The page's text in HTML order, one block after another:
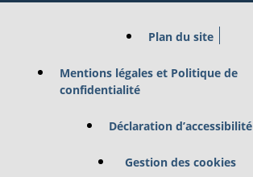
Plan du site
Mentions légales et Politique de
confidentialité
Déclaration d’accessibilité
Gestion des cookies